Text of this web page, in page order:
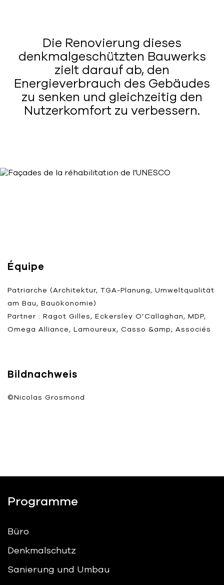
Die Renovierung dieses
denkmalgeschützten Bauwerks
zielt darauf ab, den
Energieverbrauch des Gebäudes
zu senken und gleichzeitig den
Nutzerkomfort zu verbessern.
Équipe
Patriarche (Architektur, TGA-Planung, Umweltqualität
am Bau, Bauökonomie)
Partner : Ragot Gilles, Eckersley O’Callaghan, MDP,
Omega Alliance, Lamoureux, Casso &amp; Associés
Bildnachweis
©Nicolas Grosmond
Programme
Büro
Denkmalschutz
Sanierung und Umbau